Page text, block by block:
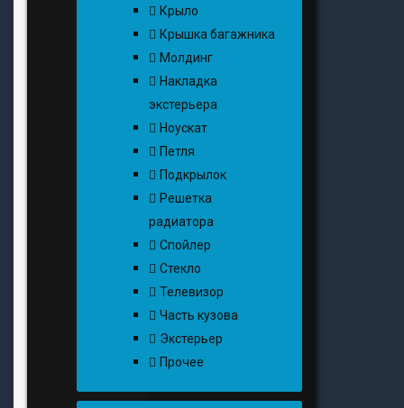
Крыло
Крышка багажника
Молдинг
Накладка
экстерьера
Ноускат
Петля
Подкрылок
Решетка
радиатора
Спойлер
Стекло
Телевизор
Часть кузова
Экстерьер
Прочее